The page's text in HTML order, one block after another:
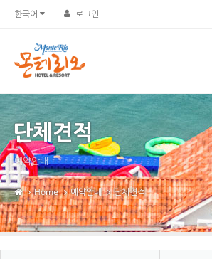
한국어 로그인
단체견적
예약안내
Home 예약안내 단체견적
Sketchbook5, 스케치북5